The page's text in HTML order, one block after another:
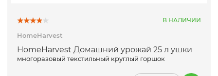
В НАЛИЧИИ
HomeHarvest
HomeHarvest Домашний урожай 25 л ушки
многоразовый текстильный круглый горшок